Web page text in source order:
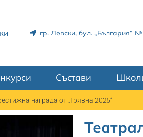
гр. Левски, бул. „България“
Състави
награда от „Трявна 2025“